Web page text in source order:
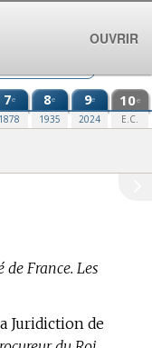
7e
1878
8e
1935
9e
2024
10e
E.C.
de France. Les
Juridiction de
OUVRIR